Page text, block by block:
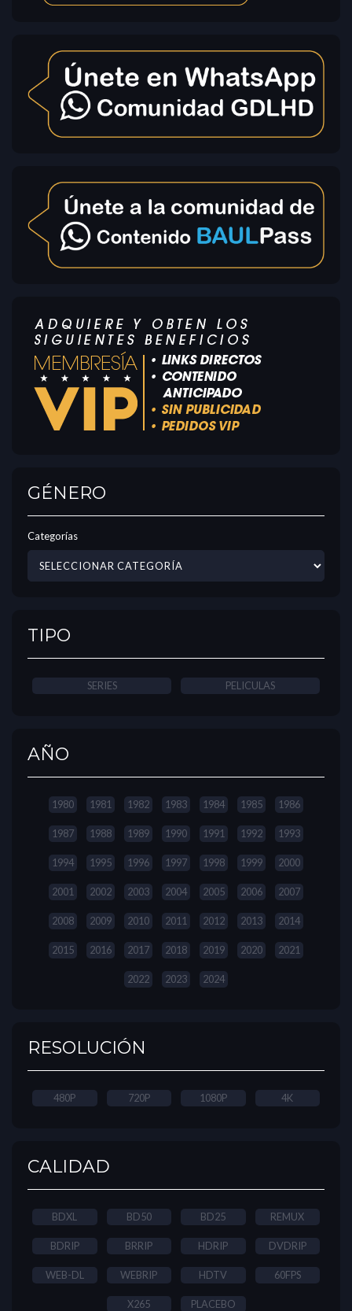
GÉNERO
Categorías
TIPO
SERIES PELICULAS
AÑO
1980 1981 1982 1983 1984 1985 1986
1987 1988 1989 1990 1991 1992 1993
1994 1995 1996 1997 1998 1999 2000
2001 2002 2003 2004 2005 2006 2007
2008 2009 2010 2011 2012 2013 2014
2015 2016 2017 2018 2019 2020 2021
2022 2023 2024
RESOLUCIÓN
480P 720P 1080P 4K
CALIDAD
BDXL BD50 BD25 REMUX
BDRIP BRRIP HDRIP DVDRIP
WEB-DL WEBRIP HDTV 60FPS
X265 PLACEBO